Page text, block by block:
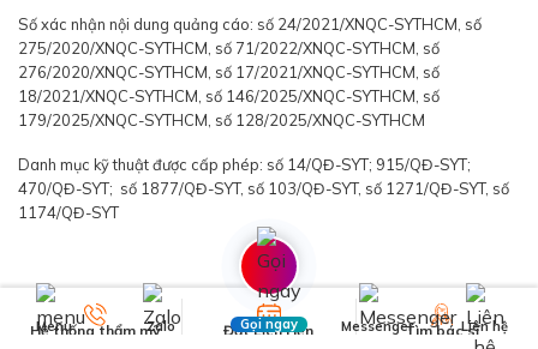
Số xác nhận nội dung quảng cáo: số 24/2021/XNQC-SYTHCM, số
275/2020/XNQC-SYTHCM, số 71/2022/XNQC-SYTHCM, số
276/2020/XNQC-SYTHCM, số 17/2021/XNQC-SYTHCM, số
18/2021/XNQC-SYTHCM, số 146/2025/XNQC-SYTHCM, số
179/2025/XNQC-SYTHCM, số 128/2025/XNQC-SYTHCM
Danh mục kỹ thuật được cấp phép: số 14/QĐ-SYT; 915/QĐ-SYT;
470/QĐ-SYT; số 1877/QĐ-SYT, số 103/QĐ-SYT, số 1271/QĐ-SYT, số
1174/QĐ-SYT
Hệ thống thẩm mỹ Đặt Lịch Hẹn Tìm bác sĩ
Menu Zalo Gọi ngay Messenger Liên hệ